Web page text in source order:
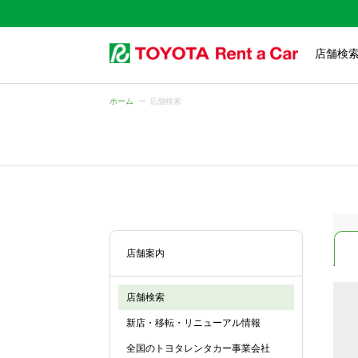
店舗検
ホーム 店舗検索
店舗案内
店舗検索
新店・移転・リニューアル情報
全国のトヨタレンタカー事業会社